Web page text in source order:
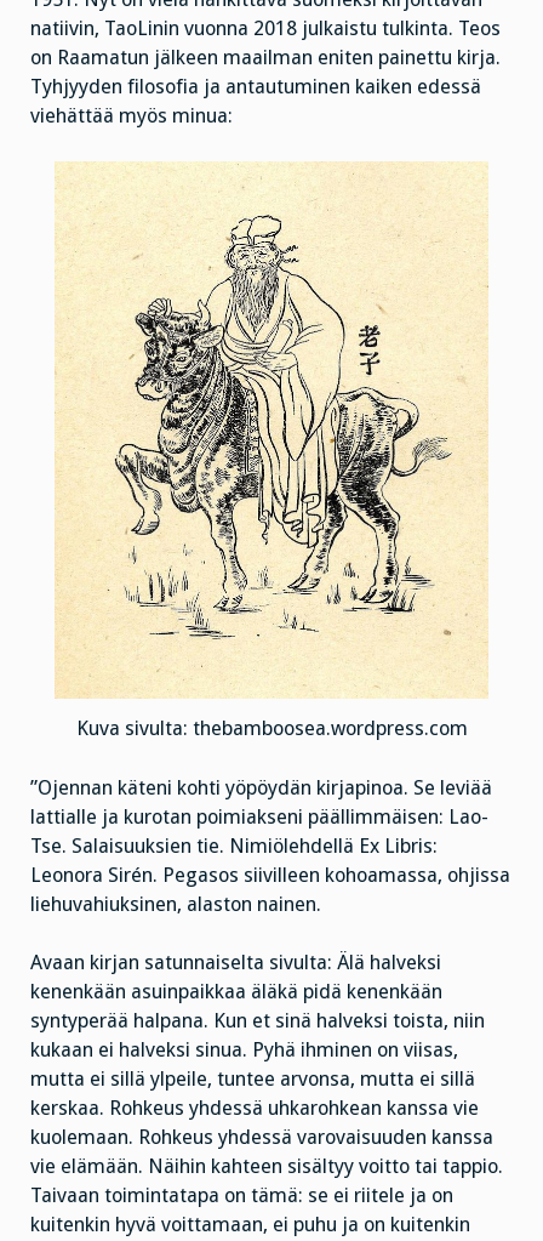
natiivin, TaoLinin vuonna 2018 julkaistu tulkinta. Teos
on Raamatun jälkeen maailman eniten painettu kirja.
Tyhjyyden filosofia ja antautuminen kaiken edessä
viehättää myös minua:
Kuva sivulta: thebamboosea.wordpress.com
”Ojennan käteni kohti yöpöydän kirjapinoa. Se leviää
lattialle ja kurotan poimiakseni päällimmäisen: Lao-
Tse. Salaisuuksien tie. Nimiölehdellä Ex Libris:
Leonora Sirén. Pegasos siivilleen kohoamassa, ohjissa
liehuvahiuksinen, alaston nainen.
Avaan kirjan satunnaiselta sivulta: Älä halveksi
kenenkään asuinpaikkaa äläkä pidä kenenkään
syntyperää halpana. Kun et sinä halveksi toista, niin
kukaan ei halveksi sinua. Pyhä ihminen on viisas,
mutta ei sillä ylpeile, tuntee arvonsa, mutta ei sillä
kerskaa. Rohkeus yhdessä uhkarohkean kanssa vie
kuolemaan. Rohkeus yhdessä varovaisuuden kanssa
vie elämään. Näihin kahteen sisältyy voitto tai tappio.
Taivaan toimintatapa on tämä: se ei riitele ja on
kuitenkin hyvä voittamaan, ei puhu ja on kuitenkin